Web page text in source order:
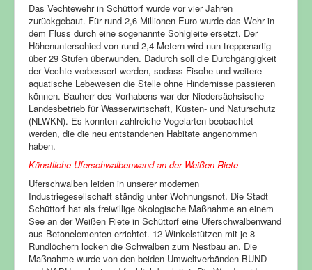
Das Vechtewehr in Schüttorf wurde vor vier Jahren
zurückgebaut. Für rund 2,6 Millionen Euro wurde das Wehr in
dem Fluss durch eine sogenannte Sohlgleite ersetzt. Der
Höhenunterschied von rund 2,4 Metern wird nun treppenartig
über 29 Stufen überwunden. Dadurch soll die Durchgängigkeit
der Vechte verbessert werden, sodass Fische und weitere
aquatische Lebewesen die Stelle ohne Hindernisse passieren
können. Bauherr des Vorhabens war der Niedersächsische
Landesbetrieb für Wasserwirtschaft, Küsten- und Naturschutz
(NLWKN). Es konnten zahlreiche Vogelarten beobachtet
werden, die die neu entstandenen Habitate angenommen
haben.
Künstliche Uferschwalbenwand an der Weißen Riete
Uferschwalben leiden in unserer modernen
Industriegesellschaft ständig unter Wohnungsnot. Die Stadt
Schüttorf hat als freiwillige ökologische Maßnahme an einem
See an der Weißen Riete in Schüttorf eine Uferschwalbenwand
aus Betonelementen errichtet. 12 Winkelstützen mit je 8
Rundlöchern locken die Schwalben zum Nestbau an. Die
Maßnahme wurde von den beiden Umweltverbänden BUND